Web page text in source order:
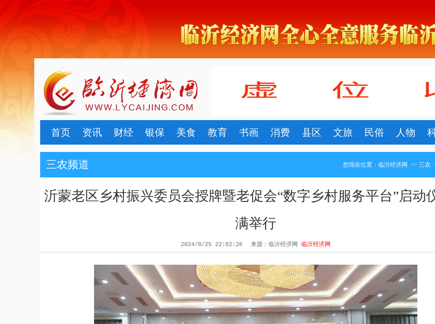
首页 资讯 财经 银保 美食 教育 书画 消费 县区 文旅 民俗 人物
您现在位置： 临沂经济网 >> 三农
三农频道
沂蒙老区乡村振兴委员会授牌暨老促会“数字乡村服务平台”启动
满举行
2024/8/25 22:02:26 来源：临沂经济网 临沂经济网